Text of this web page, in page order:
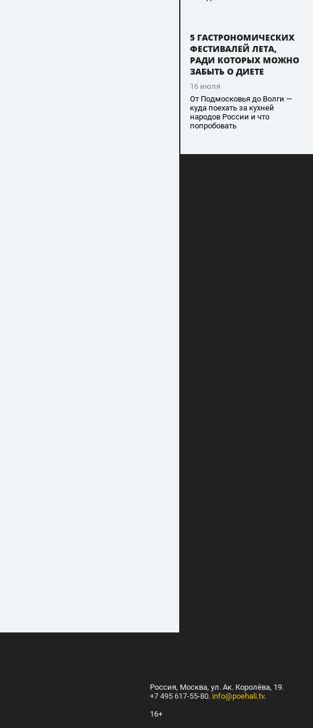
5 ГАСТРОНОМИЧЕСКИХ
ФЕСТИВАЛЕЙ ЛЕТА,
РАДИ КОТОРЫХ МОЖНО
ЗАБЫТЬ О ДИЕТЕ
16 июля
От Подмосковья до Волги —
куда поехать за кухней
народов России и что
попробовать
Россия, Москва, ул. Ак. Королёва, 19.
+7 495 617-55-80. info@poehali.tv.
16+